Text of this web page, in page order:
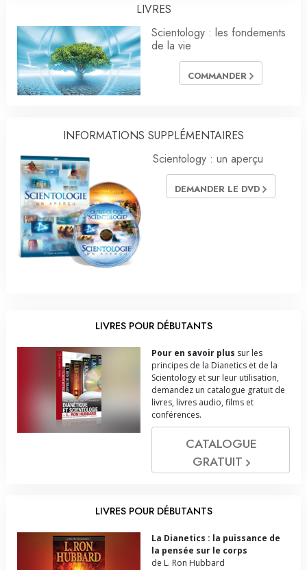
LIVRES
Scientology : les fondements
de la vie
COMMANDER
INFORMATIONS SUPPLÉMENTAIRES
Scientology : un aperçu
DEMANDER LE DVD
LIVRES POUR DÉBUTANTS
Pour en savoir plus sur les
principes de la Dianetics et de la
Scientology et sur leur utilisation,
demandez un catalogue gratuit de
livres, livres audio, films et
conférences.
CATALOGUE
GRATUIT
LIVRES POUR DÉBUTANTS
La Dianetics : la puissance de
la pensée sur le corps
de L. Ron Hubbard